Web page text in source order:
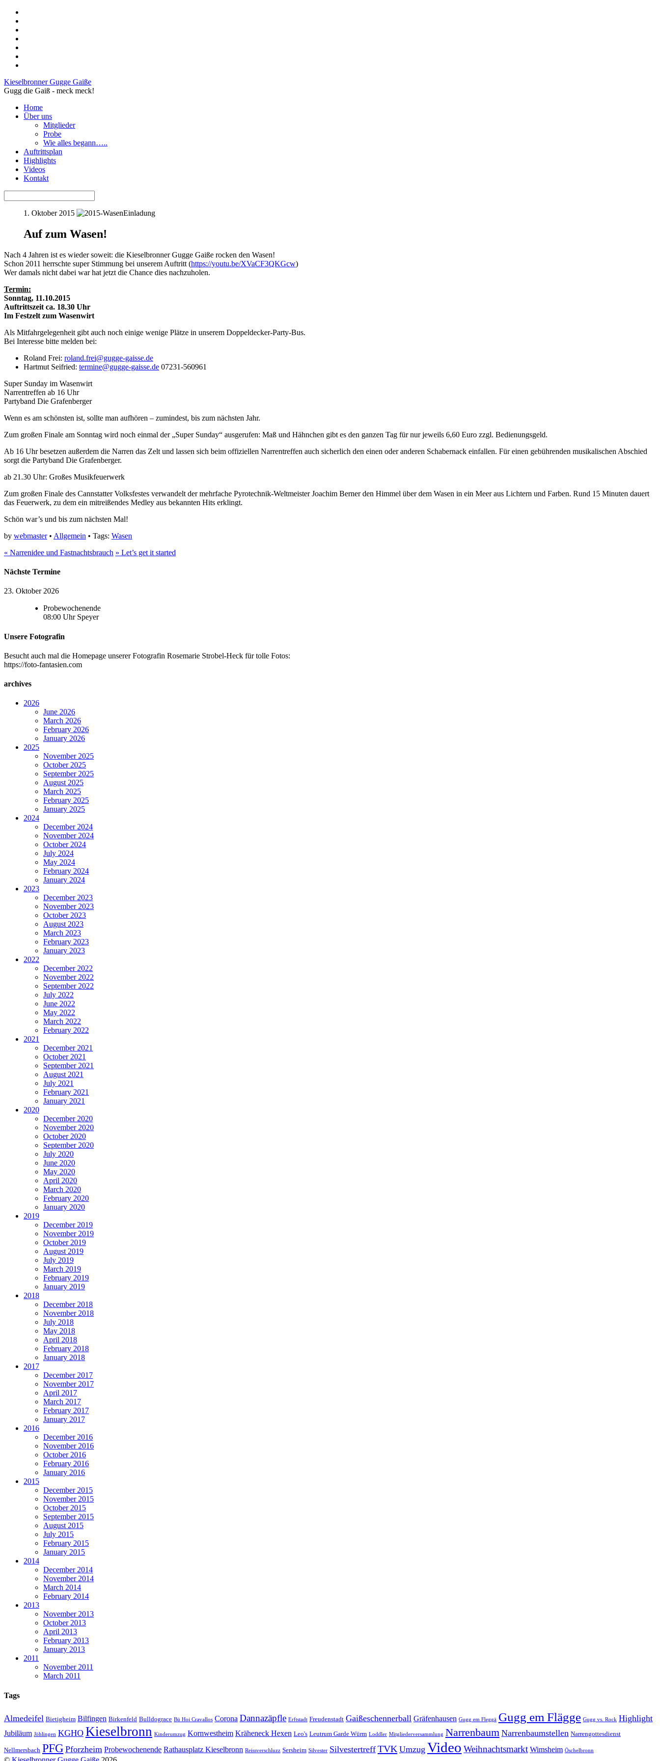
Kieselbronner Gugge Gaiße
Gugg die Gaiß - meck meck!
Home
Über uns
Mitglieder
Probe
Wie alles begann…..
Auftrittsplan
Highlights
Videos
Kontakt
1. Oktober 2015
Auf zum Wasen!
Nach 4 Jahren ist es wieder soweit: die Kieselbronner Gugge Gaiße rocken den Wasen!
Schon 2011 herrschte super Stimmung bei unserem Auftritt (https://youtu.be/XVaCF3QKGcw)
Wer damals nicht dabei war hat jetzt die Chance dies nachzuholen.
Termin:
Sonntag, 11.10.2015
Auftrittszeit ca. 18.30 Uhr
Im Festzelt zum Wasenwirt
Als Mitfahrgelegenheit gibt auch noch einige wenige Plätze in unserem Doppeldecker-Party-Bus.
Bei Interesse bitte melden bei:
Roland Frei: roland.frei@gugge-gaisse.de
Hartmut Seifried: termine@gugge-gaisse.de 07231-560961
Super Sunday im Wasenwirt
Narrentreffen ab 16 Uhr
Partyband Die Grafenberger
Wenn es am schönsten ist, sollte man aufhören – zumindest, bis zum nächsten Jahr.
Zum großen Finale am Sonntag wird noch einmal der „Super Sunday“ ausgerufen: Maß und Hähnchen gibt es den ganzen Tag für nur jeweils 6,60 Euro zzgl. Bedienungsgeld.
Ab 16 Uhr besetzen außerdem die Narren das Zelt und lassen sich beim offiziellen Narrentreffen auch sicherlich den einen oder anderen Schabernack einfallen. Für einen gebührenden musikalischen Abschied
sorgt die Partyband Die Grafenberger.
ab 21.30 Uhr: Großes Musikfeuerwerk
Zum großen Finale des Cannstatter Volksfestes verwandelt der mehrfache Pyrotechnik-Weltmeister Joachim Berner den Himmel über dem Wasen in ein Meer aus Lichtern und Farben. Rund 15 Minuten dauert
das Feuerwerk, zu dem ein mitreißendes Medley aus bekannten Hits erklingt.
Schön war’s und bis zum nächsten Mal!
by webmaster• Allgemein • Tags: Wasen
« Narrenidee und Fastnachtsbrauch » Let’s get it started
Nächste Termine
23. Oktober 2026
Probewochenende
08:00 Uhr Speyer
Unsere Fotografin
Besucht auch mal die Homepage unserer Fotografin Rosemarie Strobel-Heck für tolle Fotos:
https://foto-fantasien.com
archives
2026
June 2026
March 2026
February 2026
January 2026
2025
November 2025
October 2025
September 2025
August 2025
March 2025
February 2025
January 2025
2024
December 2024
November 2024
October 2024
July 2024
May 2024
February 2024
January 2024
2023
December 2023
November 2023
October 2023
August 2023
March 2023
February 2023
January 2023
2022
December 2022
November 2022
September 2022
July 2022
June 2022
May 2022
March 2022
February 2022
2021
December 2021
October 2021
September 2021
August 2021
July 2021
February 2021
January 2021
2020
December 2020
November 2020
October 2020
September 2020
July 2020
June 2020
May 2020
April 2020
March 2020
February 2020
January 2020
2019
December 2019
November 2019
October 2019
August 2019
July 2019
March 2019
February 2019
January 2019
2018
December 2018
November 2018
July 2018
May 2018
April 2018
February 2018
January 2018
2017
December 2017
November 2017
April 2017
March 2017
February 2017
January 2017
2016
December 2016
November 2016
October 2016
February 2016
January 2016
2015
December 2015
November 2015
October 2015
September 2015
August 2015
July 2015
February 2015
January 2015
2014
December 2014
November 2014
March 2014
February 2014
2013
November 2013
October 2013
April 2013
February 2013
January 2013
2011
November 2011
March 2011
Tags
Almedeifel Bietigheim Bilfingen Birkenfeld Bulldograce Bü Hoi Cravallos Corona Dannazäpfle Erftstadt Freudenstadt Gaißeschennerball Gräfenhausen Gugg em Fleggä Gugg em Flägge Gugg vs. Rock Highlight
Jubiläum Jöhlingen KGHO Kieselbronn Kinderumzug Kornwestheim Kräheneck Hexen Leo's Leutrum Garde Würm Loddler Mitgliederversammlung Narrenbaum Narrenbaumstellen Narrengottesdienst
Nellmersbach PFG Pforzheim Probewochenende Rathausplatz Kieselbronn Reissverschluzz Sersheim Silvester Silvestertreff TVK Umzug Video Weihnachtsmarkt Wimsheim Öschelbronn